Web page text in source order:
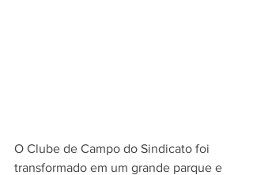
O Clube de Campo do Sindicato foi
transformado em um grande parque e